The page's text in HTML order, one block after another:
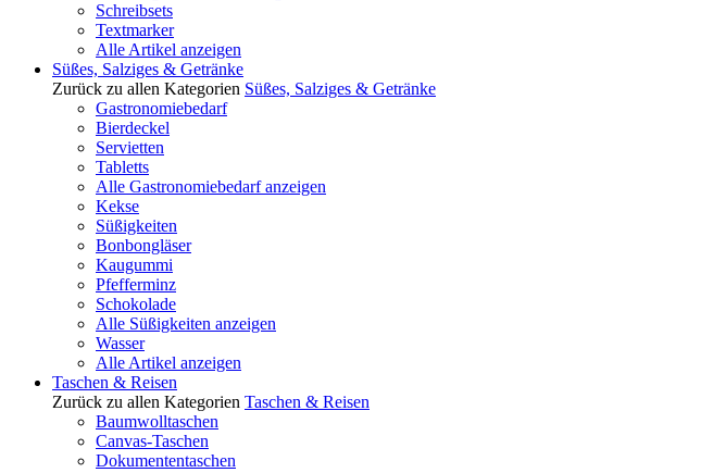
Schreibsets
Textmarker
Alle Artikel anzeigen
Süßes, Salziges & Getränke
Zurück zu allen Kategorien Süßes, Salziges & Getränke
Gastronomiebedarf
Bierdeckel
Servietten
Tabletts
Alle Gastronomiebedarf anzeigen
Kekse
Süßigkeiten
Bonbongläser
Kaugummi
Pfefferminz
Schokolade
Alle Süßigkeiten anzeigen
Wasser
Alle Artikel anzeigen
Taschen & Reisen
Zurück zu allen Kategorien Taschen & Reisen
Baumwolltaschen
Canvas-Taschen
Dokumententaschen